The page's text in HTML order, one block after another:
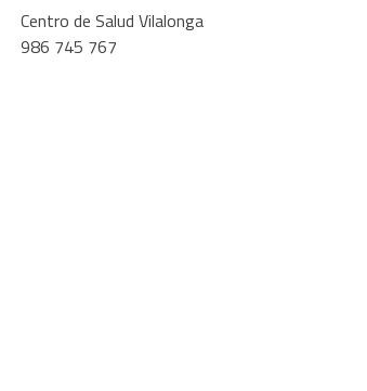
Centro de Salud Vilalonga
986 745 767